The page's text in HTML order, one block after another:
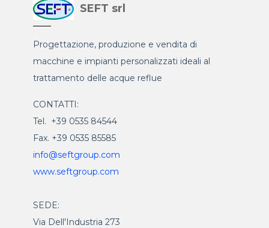
SEFT srl
Progettazione, produzione e vendita di
macchine e impianti personalizzati ideali al
trattamento delle acque reflue
CONTATTI:
Tel. +39 0535 84544
Fax. +39 0535 85585
info@seftgroup.com
www.seftgroup.com
SEDE:
Via Dell'Industria 273